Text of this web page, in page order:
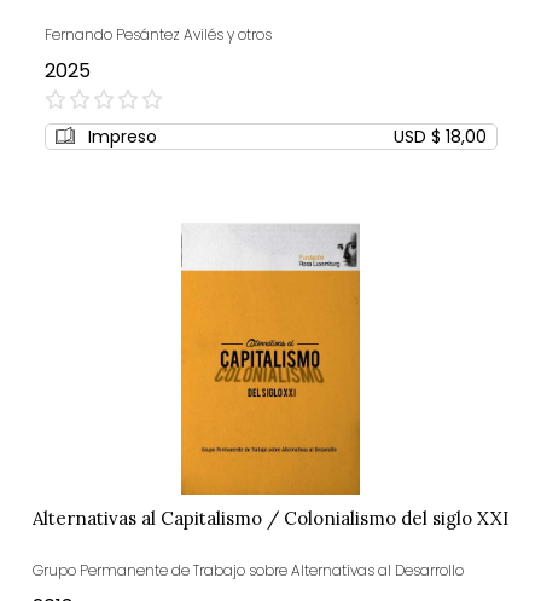
Fernando Pesántez Avilés y otros
2025
0%
Impreso USD $ 18,00
Alternativas al Capitalismo / Colonialismo del siglo XXI
Grupo Permanente de Trabajo sobre Alternativas al Desarrollo